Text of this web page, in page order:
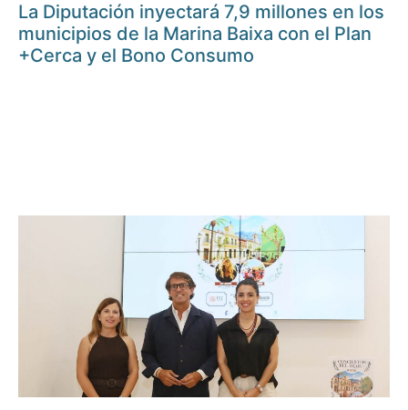
La Diputación inyectará 7,9 millones en los
municipios de la Marina Baixa con el Plan
+Cerca y el Bono Consumo